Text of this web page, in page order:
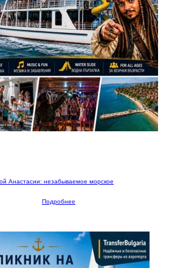
Анастасии: незабываемое морское
Подробнее